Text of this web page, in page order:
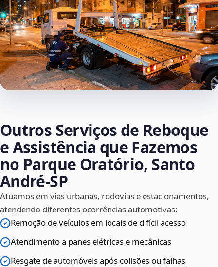
Outros Serviços de Reboque
e Assistência que Fazemos
no Parque Oratório, Santo
André‑SP
Atuamos em vias urbanas, rodovias e estacionamentos,
atendendo diferentes ocorrências automotivas:
Remoção de veículos em locais de difícil acesso
Atendimento a panes elétricas e mecânicas
Resgate de automóveis após colisões ou falhas